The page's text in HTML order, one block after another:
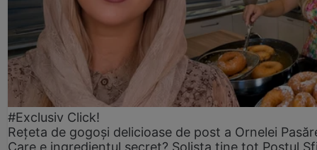
#Exclusiv Click!
Rețeta de gogoşi delicioase de post a Ornelei
Care e ingredientul secret? Solista ține tot Postul